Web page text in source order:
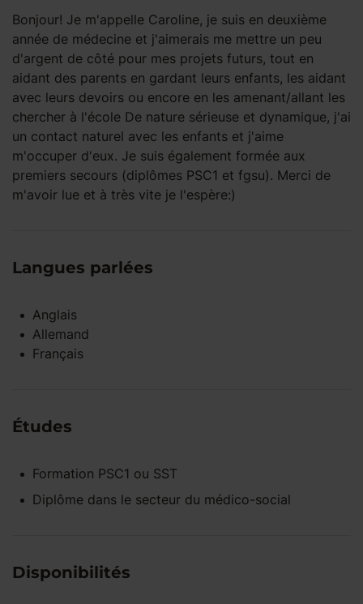
Bonjour! Je m'appelle Caroline, je suis en deuxième
année de médecine et j'aimerais me mettre un peu
d'argent de côté pour mes projets futurs, tout en
aidant des parents en gardant leurs enfants, les aidant
avec leurs devoirs ou encore en les amenant/allant les
chercher à l'école De nature sérieuse et dynamique, j'ai
un contact naturel avec les enfants et j'aime
m'occuper d'eux. Je suis également formée aux
premiers secours (diplômes PSC1 et fgsu). Merci de
m'avoir lue et à très vite je l'espère:)
Langues parlées
Anglais
Allemand
Français
Études
Formation PSC1 ou SST
Diplôme dans le secteur du médico-social
Disponibilités